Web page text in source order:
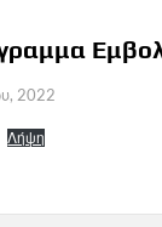
2022
Λήψη